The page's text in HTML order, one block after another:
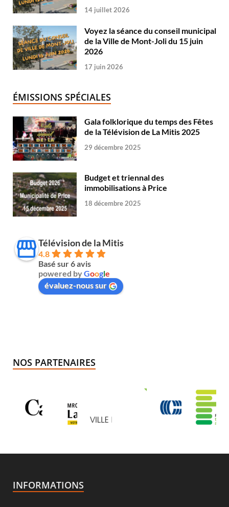
14 juillet 2026
Voyez la séance du conseil municipal
de la Ville de Mont-Joli du 15 juin
2026
17 juin 2026
ÉMISSIONS SPÉCIALES
Gala folklorique du temps des Fêtes
de la Télévision de La Mitis 2025
29 décembre 2025
Budget et triennal des
immobilisations à Price
18 décembre 2025
Télévision de la Mitis
4.8
Basé sur 6 avis
powered byGoogle
évaluez-nous sur
NOS PARTENAIRES
INFORMATIONS